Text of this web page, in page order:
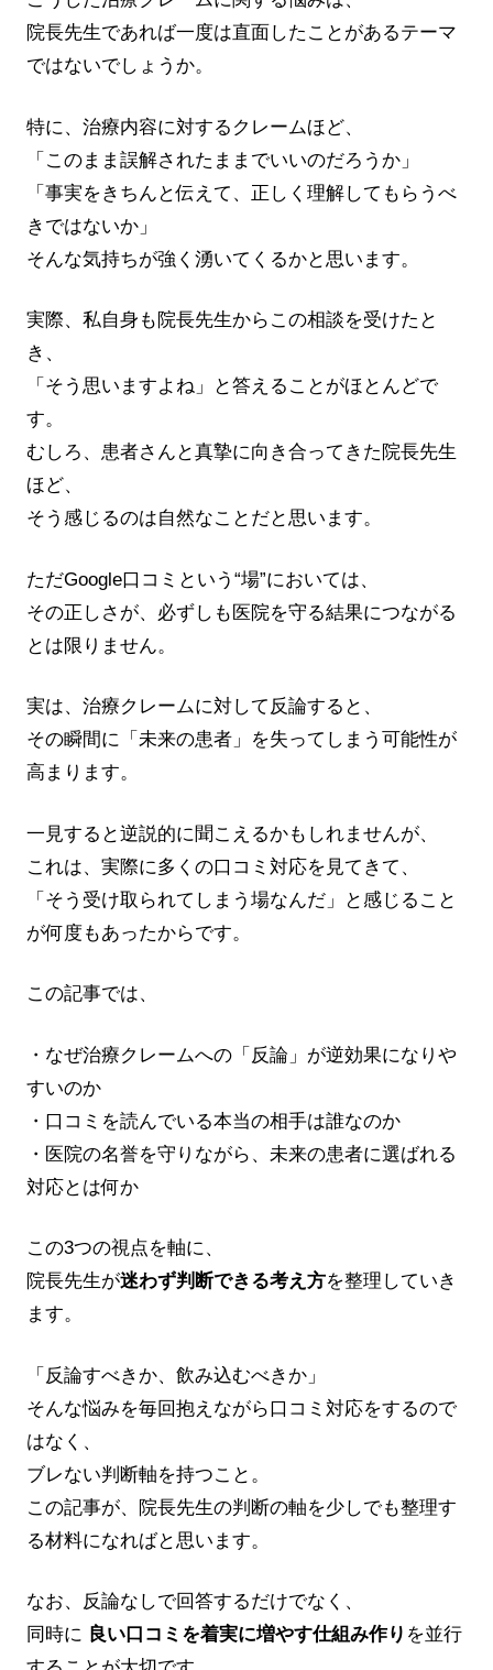
院長先生であれば一度は直面したことがあるテーマ
ではないでしょうか。
特に、治療内容に対するクレームほど、
「このまま誤解されたままでいいのだろうか」
「事実をきちんと伝えて、正しく理解してもらうべ
きではないか」
そんな気持ちが強く湧いてくるかと思います。
実際、私自身も院長先生からこの相談を受けたと
き、
「そう思いますよね」と答えることがほとんどで
す。
むしろ、患者さんと真摯に向き合ってきた院長先生
ほど、
そう感じるのは自然なことだと思います。
ただGoogle口コミという“場”においては、
その正しさが、必ずしも医院を守る結果につながる
とは限りません。
実は、治療クレームに対して反論すると、
その瞬間に「未来の患者」を失ってしまう可能性が
高まります。
一見すると逆説的に聞こえるかもしれませんが、
これは、実際に多くの口コミ対応を見てきて、
「そう受け取られてしまう場なんだ」と感じること
が何度もあったからです。
この記事では、
・なぜ治療クレームへの「反論」が逆効果になりや
すいのか
・口コミを読んでいる本当の相手は誰なのか
・医院の名誉を守りながら、未来の患者に選ばれる
対応とは何か
この3つの視点を軸に、
院長先生が迷わず判断できる考え方を整理していき
ます。
「反論すべきか、飲み込むべきか」
そんな悩みを毎回抱えながら口コミ対応をするので
はなく、
ブレない判断軸を持つこと。
この記事が、院長先生の判断の軸を少しでも整理す
る材料になればと思います。
なお、反論なしで回答するだけでなく、
同時に 良い口コミを着実に増やす仕組み作り を並行